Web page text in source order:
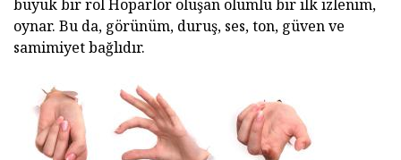
büyük bir rol Hoparlör oluşan olumlu bir ilk izlenim,
oynar. Bu da, görünüm, duruş, ses, ton, güven ve
samimiyet bağlıdır.